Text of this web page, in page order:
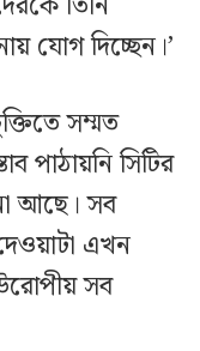
যোগ দিচ্ছেন।’
সম্মত
পাঠায়নি সিটির
আছে। সব
এখন
সব